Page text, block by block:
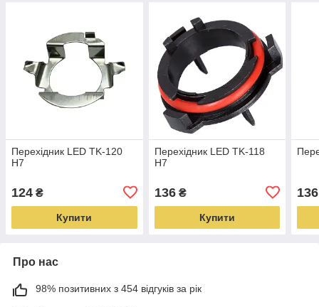
Перехідник LED TK-120
H7
124 ₴
Купити
Перехідник LED TK-118
H7
136₴
Купити
136
Про нас
98% позитивних з 454 відгуків за рік